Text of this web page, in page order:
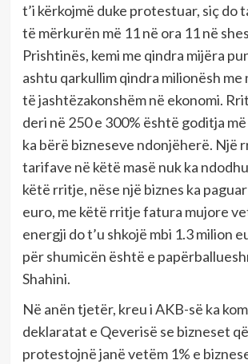
t’i kërkojmë duke protestuar, siç do
të mërkurën më 11 në ora 11 në
Prishtinës, kemi me qindra mijëra
ashtu qarkullim qindra milionësh
të jashtëzakonshëm në ekonomi.
deri në 250 e 300% është goditja
ka bërë bizneseve ndonjëherë. Një
tarifave në këtë masë nuk ka
këtë rritje, nëse një biznes ka
euro, me këtë rritje fatura mujore
energji do t’u shkojë mbi 1.3 milion
për shumicën është e
Shahini.
Në anën tjetër, kreu i AKB-së ka
deklaratat e Qeverisë se bizneset
protestojnë janë vetëm 1% e